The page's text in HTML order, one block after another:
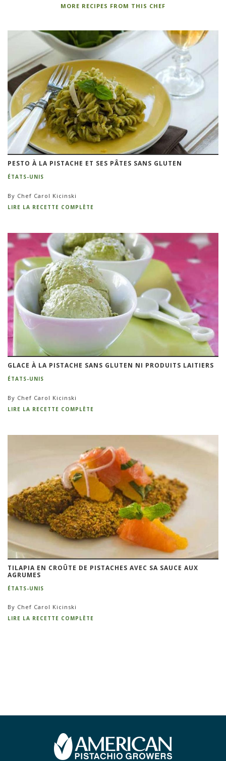
MORE RECIPES FROM THIS CHEF
PESTO À LA PISTACHE ET SES PÂTES SANS GLUTEN
ÉTATS-UNIS
By Chef Carol Kicinski
LIRE LA RECETTE COMPLÈTE
GLACE À LA PISTACHE SANS GLUTEN NI PRODUITS LAITIERS
ÉTATS-UNIS
By Chef Carol Kicinski
LIRE LA RECETTE COMPLÈTE
TILAPIA EN CROÛTE DE PISTACHES AVEC SA SAUCE AUX
AGRUMES
ÉTATS-UNIS
By Chef Carol Kicinski
LIRE LA RECETTE COMPLÈTE